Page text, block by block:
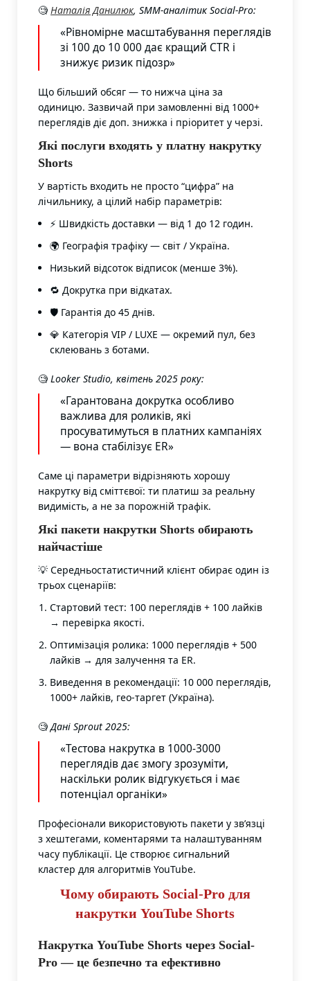
🧐 Наталія Данилюк, SMM-аналітик Social-Pro:
«Рівномірне масштабування переглядів
зі 100 до 10 000 дає кращий CTR і
знижує ризик підозр»
Що більший обсяг — то нижча ціна за
одиницю. Зазвичай при замовленні від 1000+
переглядів діє доп. знижка і пріоритет у черзі.
Які послуги входять у платну накрутку
Shorts
У вартість входить не просто “цифра” на
лічильнику, а цілий набір параметрів:
⚡ Швидкість доставки — від 1 до 12 годин.
🌍 Географія трафіку — світ / Україна.
Низький відсоток відписок (менше 3%).
🔁 Докрутка при відкатах.
🛡️ Гарантія до 45 днів.
💎 Категорія VIP / LUXE — окремий пул, без
склеювань з ботами.
🧐 Looker Studio, квітень 2025 року:
«Гарантована докрутка особливо
важлива для роликів, які
просуватимуться в платних кампаніях
— вона стабілізує ER»
Саме ці параметри відрізняють хорошу
накрутку від сміттєвої: ти платиш за реальну
видимість, а не за порожній трафік.
Які пакети накрутки Shorts обирають
найчастіше
💡 Середньостатистичний клієнт обирає один із
трьох сценаріїв:
Стартовий тест: 100 переглядів + 100 лайків
→ перевірка якості.
Оптимізація ролика: 1000 переглядів + 500
лайків → для залучення та ER.
Виведення в рекомендації: 10 000 переглядів,
1000+ лайків, гео-таргет (Україна).
🧐Дані Sprout 2025:
«Тестова накрутка в 1000-3000
переглядів дає змогу зрозуміти,
наскільки ролик відгукується і має
потенціал органіки»
Професіонали використовують пакети у зв’язці
з хештегами, коментарями та налаштуванням
часу публікації. Це створює сигнальний
кластер для алгоритмів YouTube.
Чому обирають Social-Pro для
накрутки YouTube Shorts
Накрутка YouTube Shorts через Social-
Pro — це безпечно та ефективно